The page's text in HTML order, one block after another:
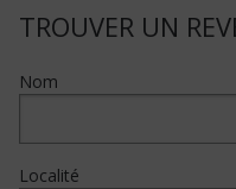
TROUVER UN
Nom
Localité